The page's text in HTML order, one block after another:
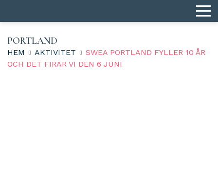
PORTLAND
HEM AKTIVITET
SWEA PORTLAND FYLLER 10 ÅR
OCH DET FIRAR VI DEN 6 JUNI